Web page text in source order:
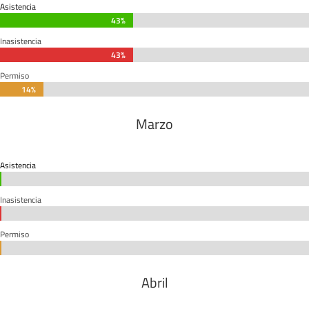
Asistencia
43%
43%
Inasistencia
43%
43%
Permiso
14%
14%
Marzo
Asistencia
Inasistencia
Permiso
Abril